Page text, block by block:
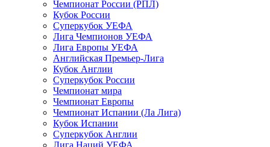
Чемпионат России (РПЛ)
Кубок России
Суперкубок УЕФА
Лига Чемпионов УЕФА
Лига Европы УЕФА
Английская Премьер-Лига
Кубок Англии
Суперкубок России
Чемпионат мира
Чемпионат Европы
Чемпионат Испании (Ла Лига)
Кубок Испании
Суперкубок Англии
Лига Наций УЕФА